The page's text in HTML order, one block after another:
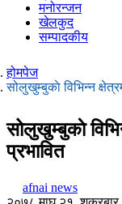
मनोरन्जन
खेलकुद
सम्पादकीय
होमपेज
सोलुखुम्बुकाे विभिन्न
सोलुखुम्बुकाे
प्रभावित
afnai news